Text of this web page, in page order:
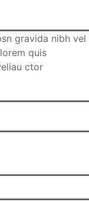
gravida nibh vel
quis
ctor